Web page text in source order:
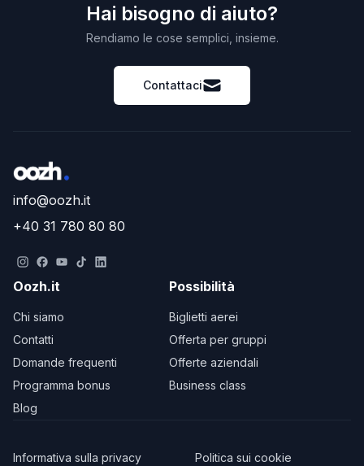
Hai bisogno di aiuto?
Rendiamo le cose semplici, insieme.
Contattaci
info@oozh.it
+40 31 780 80 80
Oozh.it
Chi siamo
Contatti
Domande frequenti
Programma bonus
Blog
Possibilità
Biglietti aerei
Offerta per gruppi
Offerte aziendali
Business class
Informativa sulla privacy Politica sui cookie